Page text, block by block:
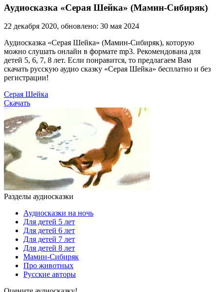
Аудиосказка «Серая Шейка» (Мамин-Сибиряк)
22 декабря 2020, обновлено: 30 мая 2024
Аудиосказка «Серая Шейка» (Мамин-Сибиряк), которую
можно слушать онлайн в формате mp3. Рекомендована для
детей 5, 6, 7, 8 лет. Если понравится, то предлагаем Вам
скачать русскую аудио сказку «Серая Шейка» бесплатно и без
регистрации!
Серая Шейка
Скачать
Разделы аудиосказки
Аудиосказки на ночь
Для детей 5 лет
Для детей 6 лет
Для детей 7 лет
Для детей 8 лет
Мамин-Сибиряк
Про животных
Русские авторы